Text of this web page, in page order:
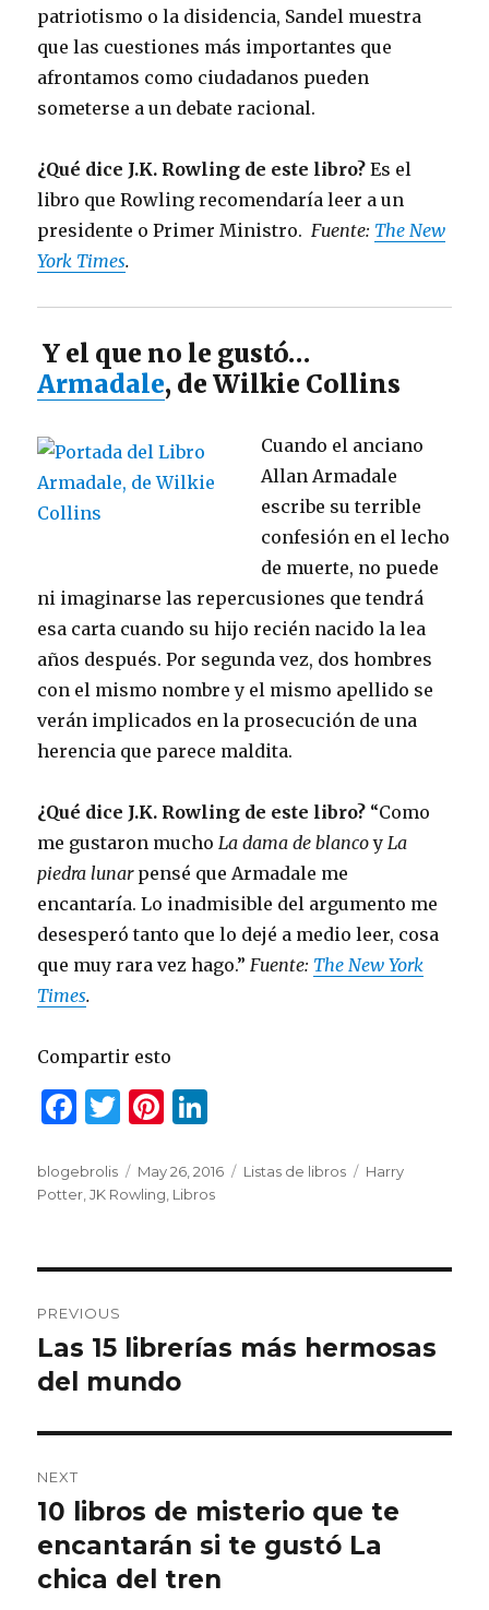
patriotismo o la disidencia, Sandel muestra
que las cuestiones más importantes que
afrontamos como ciudadanos pueden
someterse a un debate racional.
¿Qué dice J.K. Rowling de este libro?Es el
libro que Rowling recomendaría leer a un
presidente o Primer Ministro. Fuente: The New
York Times.
Y el que no le gustó…
Armadale, de Wilkie Collins
Cuando el anciano
Allan Armadale
escribe su terrible
confesión en el lecho
de muerte, no puede
ni imaginarse las repercusiones que tendrá
esa carta cuando su hijo recién nacido la lea
años después. Por segunda vez, dos hombres
con el mismo nombre y el mismo apellido se
verán implicados en la prosecución de una
herencia que parece maldita.
¿Qué dice J.K. Rowling de este libro? “Como
me gustaron mucho La dama de blancoy La
piedra lunarpensé que Armadale me
encantaría. Lo inadmisible del argumento me
desesperó tanto que lo dejé a medio leer, cosa
que muy rara vez hago.” Fuente: The New York
Times.
Compartir esto
F
c
e
o
o
k
T
it
te
Pi
te
re
k
e
n
Author
blogebrolis
Posted
on
May 26, 2016 Categories
Listas de libros Tags
Harry
Potter ,JK Rowling Libros
navigation
PREVIOUS
Previous
post:
Las 15 librerías más hermosas
del mundo
NEXT
Next
post:
10 libros de misterio que te
encantarán si te gustó La
chica del tren